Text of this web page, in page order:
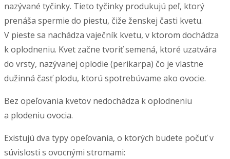
nazývané tyčinky. Tieto tyčinky produkujú peľ, ktorý
prenáša spermie do piestu, čiže ženskej časti kvetu.
V pieste sa nachádza vaječník kvetu, v ktorom dochádza
k oplodneniu. Kvet začne tvoriť semená, ktoré uzatvára
do vrsty, nazývanej oplodie (perikarpa) čo je vlastne
dužinná časť plodu, ktorú spotrebúvame ako ovocie.
Bez opeľovania kvetov nedochádza k oplodneniu
a plodeniu ovocia.
Existujú dva typy opeľovania, o ktorých budete počuť v
súvislosti s ovocnými stromami: